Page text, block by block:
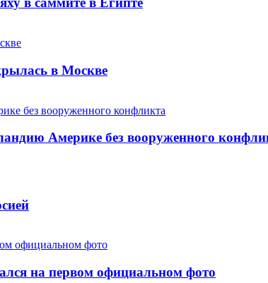
в Москве
Америке без вооруженного
на первом официальном фото